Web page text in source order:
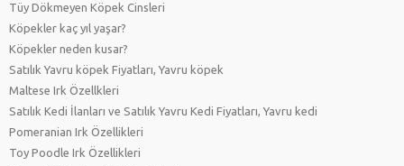
Tüy Dökmeyen Köpek Cinsleri
Köpekler kaç yıl yaşar?
Köpekler neden kusar?
Satılık Yavru köpek Fiyatları, Yavru köpek
Maltese Irk Özellkleri
Satılık Kedi İlanları ve Satılık Yavru Kedi Fiyatları, Yavru kedi
Pomeranian Irk Özellikleri
Toy Poodle Irk Özellikleri